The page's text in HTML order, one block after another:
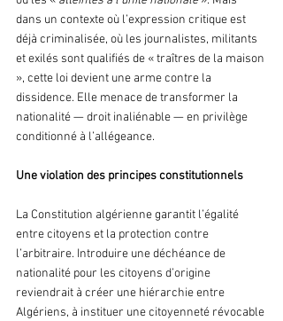
dans un contexte où l’expression critique est
déjà criminalisée, où les journalistes, militants
et exilés sont qualifiés de « traîtres de la maison
», cette loi devient une arme contre la
dissidence. Elle menace de transformer la
nationalité — droit inaliénable — en privilège
conditionné à l’allégeance.
Une violation des principes constitutionnels
La Constitution algérienne garantit l’égalité
entre citoyens et la protection contre
l’arbitraire. Introduire une déchéance de
nationalité pour les citoyens d’origine
reviendrait à créer une hiérarchie entre
Algériens, à instituer une citoyenneté révocable